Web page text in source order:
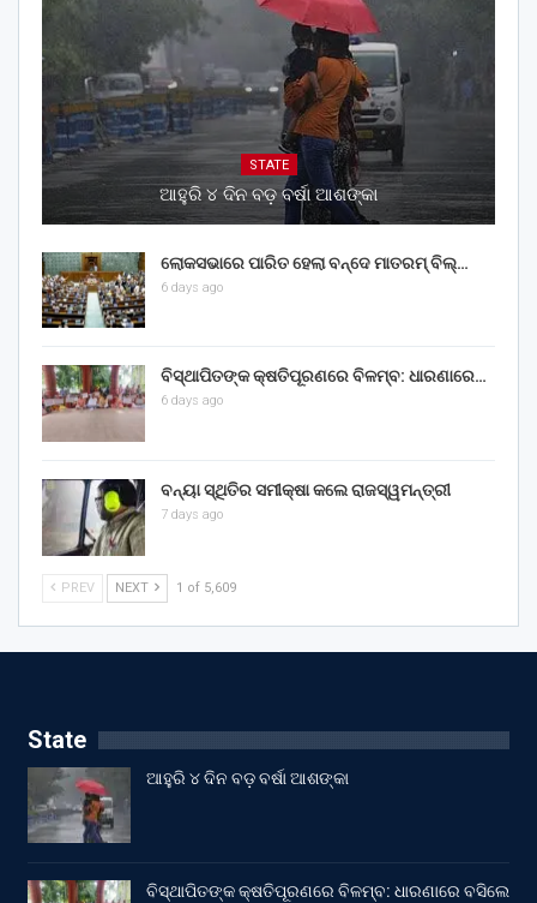
STATE
ଆହୁରି ୪ ଦିନ ବଡ଼ ବର୍ଷା ଆଶଙ୍କା
ଲୋକସଭାରେ ପାରିତ ହେଲା ବନ୍ଦେ ମାତରମ୍‌ ବିଲ୍‌…
6 days ago
ବିସ୍ଥାପିତଙ୍କ କ୍ଷତିପୂରଣରେ ବିଳମ୍ବ: ଧାରଣାରେ…
6 days ago
ବନ୍ୟା ସ୍ଥିତିର ସମୀକ୍ଷା କଲେ ରାଜସ୍ୱମନ୍ତ୍ରୀ
7 days ago
PREV NEXT 1 of 5,609
State
ଆହୁରି ୪ ଦିନ ବଡ଼ ବର୍ଷା ଆଶଙ୍କା
ବିସ୍ଥାପିତଙ୍କ କ୍ଷତିପୂରଣରେ ବିଳମ୍ବ: ଧାରଣାରେ ବସିଲେ